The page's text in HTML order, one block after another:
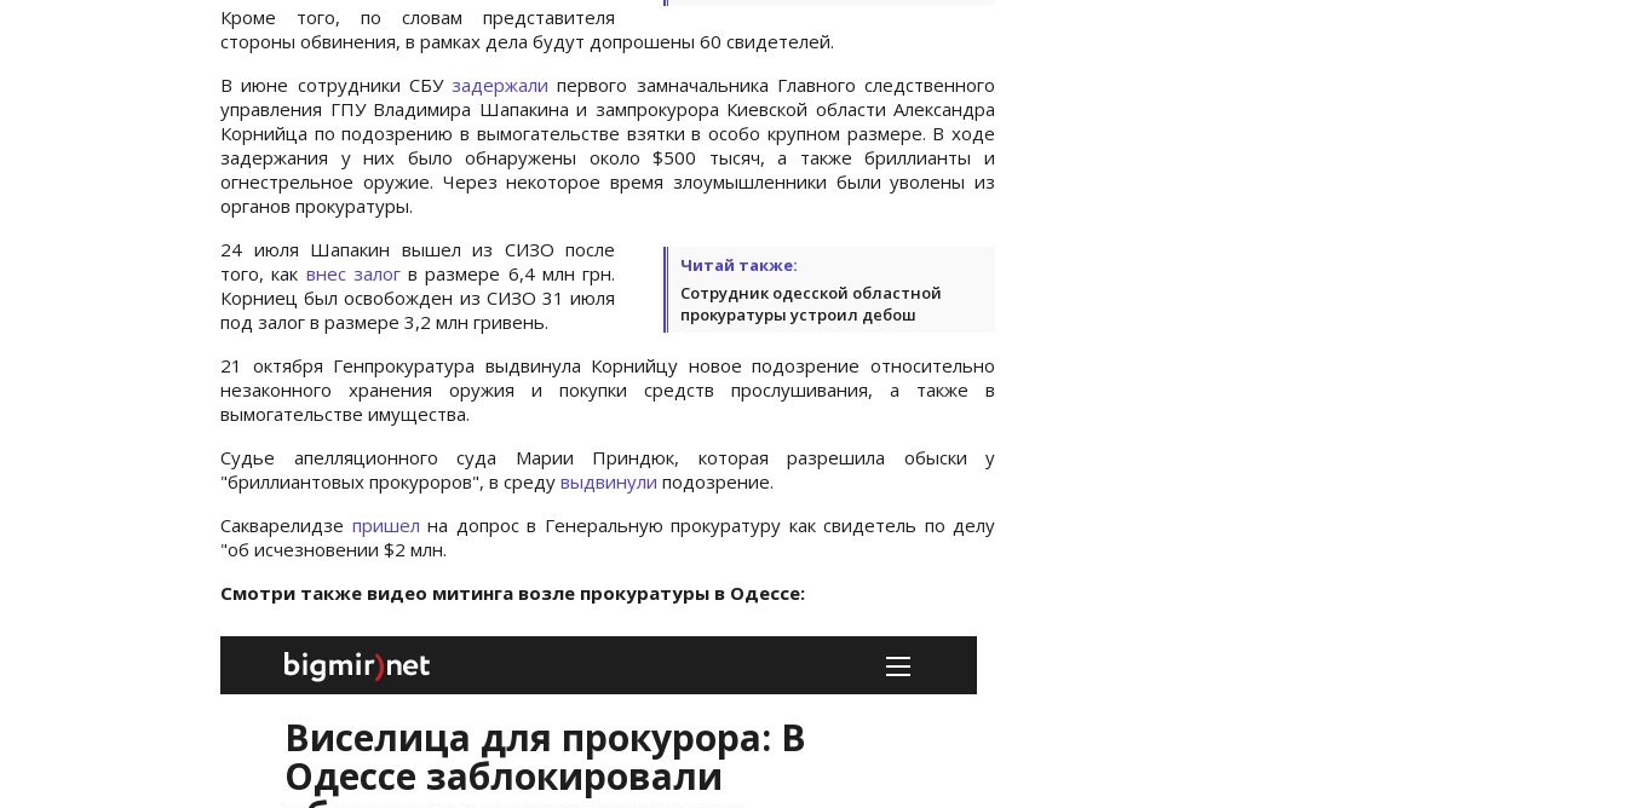
Кроме того, по словам представителя
стороны обвинения, в рамках дела будут допрошены 60 свидетелей.
В июне сотрудники СБУ задержали первого замначальника Главного следственного
управления ГПУ Владимира Шапакина и зампрокурора Киевской области Александра
Корнийца по подозрению в вымогательстве взятки в особо крупном размере. В ходе
задержания у них было обнаружены около $500 тысяч, а также бриллианты и
огнестрельное оружие. Через некоторое время злоумышленники были уволены из
органов прокуратуры.
Читай также:
Сотрудник одесской областной
прокуратуры устроил дебош
24 июля Шапакин вышел из СИЗО после
того, как внес залогв размере 6,4 млн грн.
Корниец был освобожден из СИЗО 31 июля
под залог в размере 3,2 млн гривень.
21 октября Генпрокуратура выдвинула Корнийцу новое подозрение относительно
незаконного хранения оружия и покупки средств прослушивания, а также в
вымогательстве имущества.
Судье апелляционного суда Марии Приндюк, которая разрешила обыски у
"бриллиантовых прокуроров", в среду выдвинули подозрение.
Сакварелидзе пришел на допрос в Генеральную прокуратуру как свидетель по делу
"об исчезновении $2 млн.
Смотри также видео митинга возле прокуратуры в Одессе: